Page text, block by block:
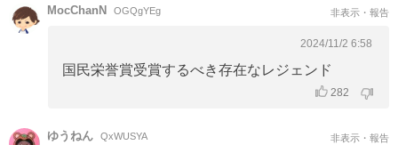
MocChanN OGQgYEg 非表示・報告
2024/11/2 6:58
国民栄誉賞受賞するべき存在なレジェンド
282
ゆうねん QxWUSYA 非表示・報告